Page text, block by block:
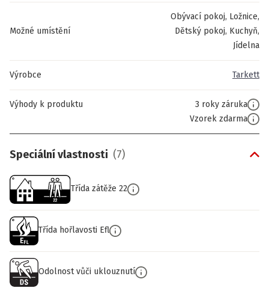
Možné umístění
Obývací pokoj, Ložnice,
Dětský pokoj, Kuchyň,
Jídelna
Výrobce Tarkett
Výhody k produktu
3 roky záruka
Vzorek zdarma
Speciální vlastnosti (7)
Třída zátěže 22
Třída hořlavosti Efl
Odolnost vůči uklouznutí